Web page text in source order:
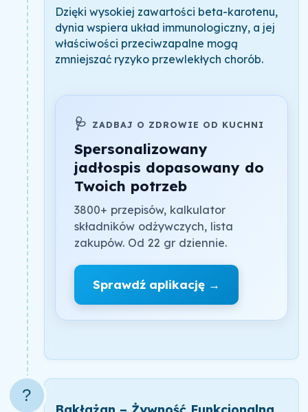
Dzięki wysokiej zawartości beta-karotenu,
dynia wspiera układ immunologiczny, a jej
właściwości przeciwzapalne mogą
zmniejszać ryzyko przewlekłych chorób.
🩺 ZADBAJ O ZDROWIE OD KUCHNI
Spersonalizowany
jadłospis dopasowany do
Twoich potrzeb
3800+ przepisów, kalkulator
składników odżywczych, lista
zakupów. Od 22 gr dziennie.
Sprawdź aplikację →
?